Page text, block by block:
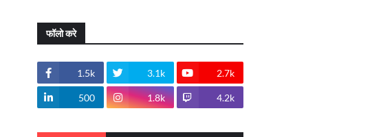
फॉलो करे
1.5k 3.1k 2.7k
500 1.8k 4.2k